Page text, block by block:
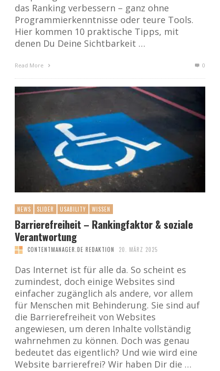
das Ranking verbessern – ganz ohne
Programmierkenntnisse oder teure Tools.
Hier kommen 10 praktische Tipps, mit
denen Du Deine Sichtbarkeit …
Read More 0
NEWS SLIDER USABILITY WISSEN
Barrierefreiheit – Rankingfaktor & soziale
Verantwortung
CONTENTMANAGER.DE REDAKTION 20. MÄRZ 2025
Das Internet ist für alle da. So scheint es
zumindest, doch einige Websites sind
einfacher zugänglich als andere, vor allem
für Menschen mit Behinderung. Sie sind auf
die Barrierefreiheit von Websites
angewiesen, um deren Inhalte vollständig
wahrnehmen zu können. Doch was genau
bedeutet das eigentlich? Und wie wird eine
Website barrierefrei? Wir haben Dir die …